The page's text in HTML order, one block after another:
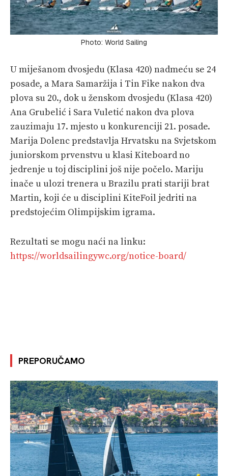
Photo: World Sailing
U miješanom dvosjedu (Klasa 420) nadmeću se 24
posade, a Mara Samaržija i Tin Fike nakon dva
plova su 20., dok u ženskom dvosjedu (Klasa 420)
Ana Grubelić i Sara Vuletić nakon dva plova
zauzimaju 17. mjesto u konkurenciji 21. posade.
Marija Dolenc predstavlja Hrvatsku na Svjetskom
juniorskom prvenstvu u klasi Kiteboard no
jedrenje u toj disciplini još nije počelo. Mariju
inače u ulozi trenera u Brazilu prati stariji brat
Martin, koji će u disciplini KiteFoil jedriti na
predstojećim Olimpijskim igrama.
Rezultati se mogu naći na linku:
https://worldsailingywc.org/notice-board/
PREPORUČAMO